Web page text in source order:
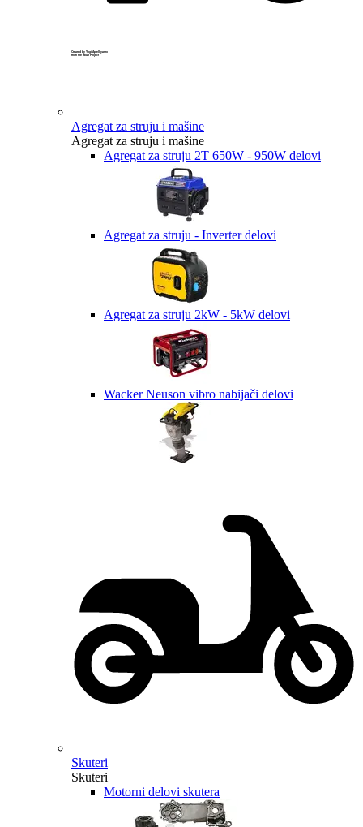
Created by Yogi Aprelliyanto
from the Noun Project
Agregat za struju i mašine
Agregat za struju i mašine
Agregat za struju 2T 650W - 950W delovi
Agregat za struju - Inverter delovi
Agregat za struju 2kW - 5kW delovi
Wacker Neuson vibro nabijači delovi
Skuteri
Skuteri
Motorni delovi skutera